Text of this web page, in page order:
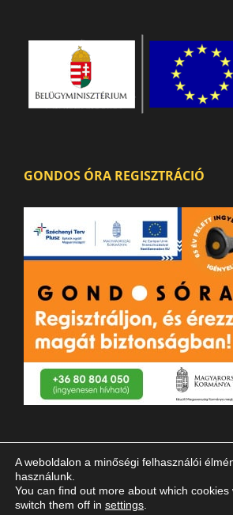
GONDOS ÓRA REGISZTRÁCIÓ
A weboldalon a minőségi felhasználói
használunk.
You can find out more about which
switch them off in settings